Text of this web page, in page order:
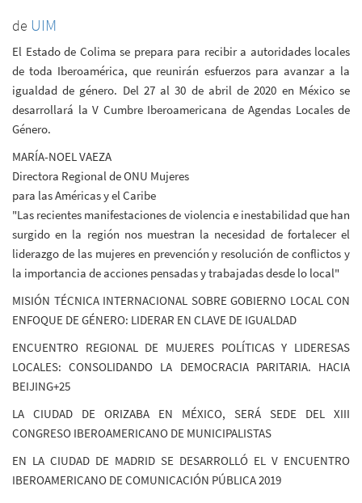
UIM
El Estado de Colima se prepara para recibir a autoridades locales
de toda Iberoamérica, que reunirán esfuerzos para avanzar a la
igualdad de género. Del 27 al 30 de abril de 2020 en México se
desarrollará la V Cumbre Iberoamericana de Agendas Locales de
Género.
MARÍA-NOEL VAEZA
Directora Regional de ONU Mujeres
para las Américas y el Caribe
"Las recientes manifestaciones de violencia e inestabilidad que han
surgido en la región nos muestran la necesidad de fortalecer el
liderazgo de las mujeres en prevención y resolución de conflictos y
la importancia de acciones pensadas y trabajadas desde lo local"
MISIÓN TÉCNICA INTERNACIONAL SOBRE GOBIERNO LOCAL CON
ENFOQUE DE GÉNERO: LIDERAR EN CLAVE DE IGUALDAD
ENCUENTRO REGIONAL DE MUJERES POLÍTICAS Y LIDERESAS
LOCALES: CONSOLIDANDO LA DEMOCRACIA PARITARIA. HACIA
BEIJING+25
LA CIUDAD DE ORIZABA EN MÉXICO, SERÁ SEDE DEL XIII
CONGRESO IBEROAMERICANO DE MUNICIPALISTAS
EN LA CIUDAD DE MADRID SE DESARROLLÓ EL V ENCUENTRO
IBEROAMERICANO DE COMUNICACIÓN PÚBLICA 2019